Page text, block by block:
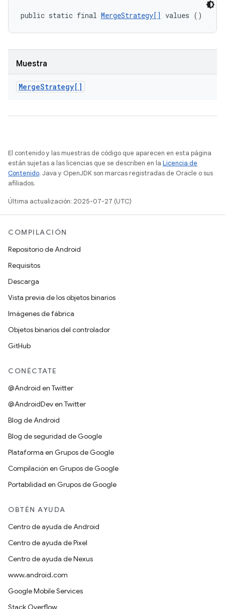
public static final MergeStrategy[] values ()
Muestra
MergeStrategy[]
El contenido y las muestras de código que aparecen en esta página
están sujetas a las licencias que se describen en la Licencia de
Contenido. Java y OpenJDK son marcas registradas de Oracle o sus
afiliados.
Última actualización: 2025-07-27 (UTC)
COMPILACIÓN
Repositorio de Android
Requisitos
Descarga
Vista previa de los objetos binarios
Imágenes de fábrica
Objetos binarios del controlador
GitHub
CONÉCTATE
@Android en Twitter
@AndroidDev en Twitter
Blog de Android
Blog de seguridad de Google
Plataforma en Grupos de Google
Compilación en Grupos de Google
Portabilidad en Grupos de Google
OBTÉN AYUDA
Centro de ayuda de Android
Centro de ayuda de Pixel
Centro de ayuda de Nexus
www.android.com
Google Mobile Services
Stack Overflow